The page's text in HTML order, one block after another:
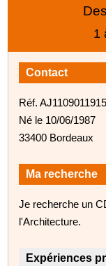
1
Contact
Réf. AJ1109011915
Né le 10/06/1987
33400 Bordeaux
Ma recherche
Je recherche un
l'Architecture.
Expériences